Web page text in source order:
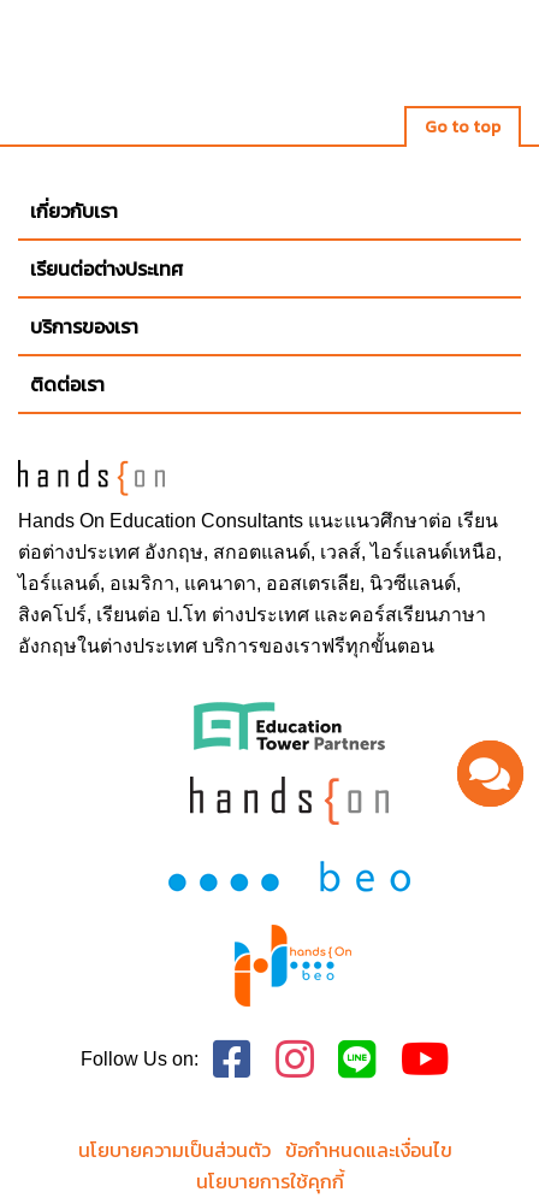
Go to top
Hands On Education Consultants แนะแนวศึกษาต่อ เรียน
ต่อต่างประเทศ อังกฤษ, สกอตแลนด์, เวลส์, ไอร์แลนด์เหนือ,
ไอร์แลนด์, อเมริกา, แคนาดา, ออสเตรเลีย, นิวซีแลนด์,
สิงคโปร์, เรียนต่อ ป.โท ต่างประเทศ และคอร์สเรียนภาษา
อังกฤษในต่างประเทศ บริการของเราฟรีทุกขั้นตอน
เกี่ยวกับเรา
เรียนต่อต่างประเทศ
บริการของเรา
ติดต่อเรา
Follow Us on:
นโยบายความเป็นส่วนตัว ข้อกำหนดและเงื่อนไข
นโยบายการใช้คุกกี้